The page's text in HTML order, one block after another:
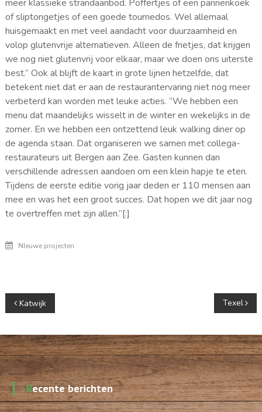
meer klassieke strandaanbod. Poffertjes of een pannenkoek
of sliptongetjes of een goede tournedos. Wel allemaal
huisgemaakt en met veel aandacht voor duurzaamheid en
volop glutenvrije alternatieven. Alleen de frietjes, dat krijgen
we nog niet glutenvrij voor elkaar, maar we doen ons uiterste
best.” Ook al blijft de kaart in grote lijnen hetzelfde, dat
betekent niet dat er aan de restaurantervaring niet nog meer
verbeterd kan worden met leuke acties. “We hebben een
menu dat maandelijks wisselt in de winter en wekelijks in de
zomer. En we hebben een ontzettend leuk walking diner op
de agenda staan. Dat organiseren we samen met collega-
restaurateurs uit Bergen aan Zee. Gasten kunnen dan
verschillende adressen aandoen om een klein hapje te eten.
Tijdens de eerste editie vorig jaar deden er 110 mensen aan
mee en was het een groot succes. Dat hopen we dit jaar nog
te overtreffen met zijn allen.”[:]
NIeuwe projecten
Berichtnavigatie
Katwijk Texel
Recente berichten